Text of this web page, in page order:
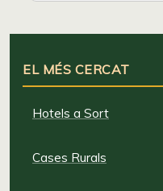
EL MÉS CERCAT
Hotels a Sort
Cases Rurals